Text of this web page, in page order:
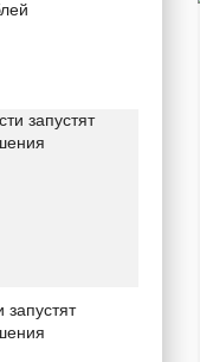
запустят